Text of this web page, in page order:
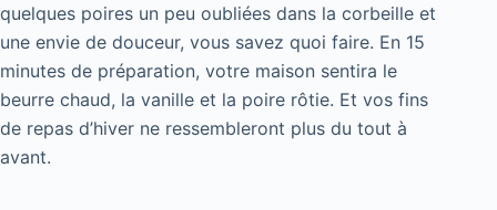
quelques poires un peu oubliées dans la corbeille et
une envie de douceur, vous savez quoi faire. En 15
minutes de préparation, votre maison sentira le
beurre chaud, la vanille et la poire rôtie. Et vos fins
de repas d’hiver ne ressembleront plus du tout à
avant.